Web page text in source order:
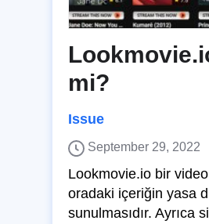
mi?
Issue
September 29, 2022
Lookmovie.io bir
oradaki içeriğin yasa
sunulmasıdır. Ayrıca